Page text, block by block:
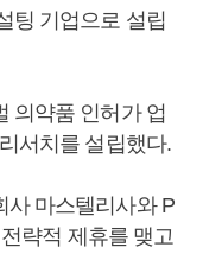
팅 기업으로 설립
의약품 인허가 업
서치를 설립했다.
사 마스텔리사와 P
략적 제휴를 맺고